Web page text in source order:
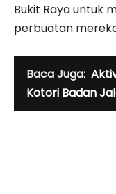
Bukit Raya untuk
perbuatan
Baca Juga:
Kotori Badan